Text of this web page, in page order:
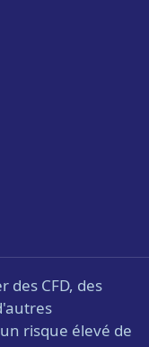
des CFD, des
risque élevé de